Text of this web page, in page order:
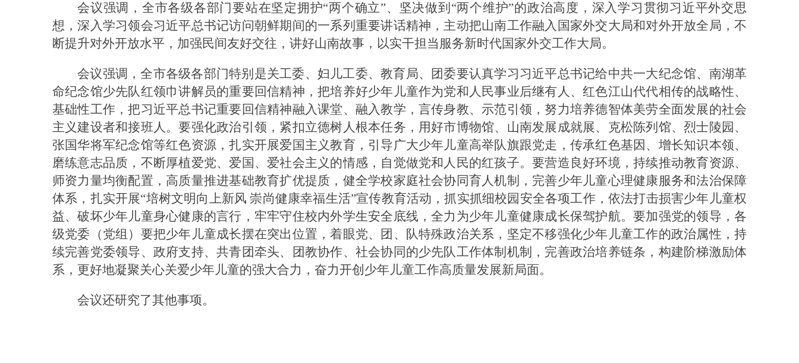
会议强调，全市各级各部门要站在坚定拥护“两个确立”、坚决做到“两个维护”的政治高度，深入学习贯彻习近平外交思
想，深入学习领会习近平总书记访问朝鲜期间的一系列重要讲话精神，主动把山南工作融入国家外交大局和对外开放全局，不
断提升对外开放水平，加强民间友好交往，讲好山南故事，以实干担当服务新时代国家外交工作大局。
会议强调，全市各级各部门特别是关工委、妇儿工委、教育局、团委要认真学习习近平总书记给中共一大纪念馆、南湖革
命纪念馆少先队红领巾讲解员的重要回信精神，把培养好少年儿童作为党和人民事业后继有人、红色江山代代相传的战略性、
基础性工作，把习近平总书记重要回信精神融入课堂、融入教学，言传身教、示范引领，努力培养德智体美劳全面发展的社会
主义建设者和接班人。要强化政治引领，紧扣立德树人根本任务，用好市博物馆、山南发展成就展、克松陈列馆、烈士陵园、
张国华将军纪念馆等红色资源，扎实开展爱国主义教育，引导广大少年儿童高举队旗跟党走，传承红色基因、增长知识本领、
磨练意志品质，不断厚植爱党、爱国、爱社会主义的情感，自觉做党和人民的红孩子。要营造良好环境，持续推动教育资源、
师资力量均衡配置，高质量推进基础教育扩优提质，健全学校家庭社会协同育人机制，完善少年儿童心理健康服务和法治保障
体系，扎实开展“培树文明向上新风 崇尚健康幸福生活”宣传教育活动，抓实抓细校园安全各项工作，依法打击损害少年儿童权
益、破坏少年儿童身心健康的言行，牢牢守住校内外学生安全底线，全力为少年儿童健康成长保驾护航。要加强党的领导，各
级党委（党组）要把少年儿童成长摆在突出位置，着眼党、团、队特殊政治关系，坚定不移强化少年儿童工作的政治属性，持
续完善党委领导、政府支持、共青团牵头、团教协作、社会协同的少先队工作体制机制，完善政治培养链条，构建阶梯激励体
系，更好地凝聚关心关爱少年儿童的强大合力，奋力开创少年儿童工作高质量发展新局面。
会议还研究了其他事项。